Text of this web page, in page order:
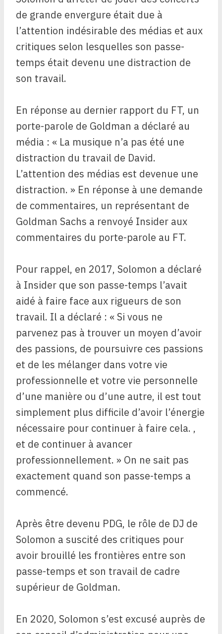
de grande envergure était due à
l’attention indésirable des médias et aux
critiques selon lesquelles son passe-
temps était devenu une distraction de
son travail.
En réponse au dernier rapport du FT, un
porte-parole de Goldman a déclaré au
média : « La musique n’a pas été une
distraction du travail de David.
L’attention des médias est devenue une
distraction. » En réponse à une demande
de commentaires, un représentant de
Goldman Sachs a renvoyé Insider aux
commentaires du porte-parole au FT.
Pour rappel, en 2017, Solomon a déclaré
à Insider que son passe-temps l’avait
aidé à faire face aux rigueurs de son
travail. Il a déclaré : « Si vous ne
parvenez pas à trouver un moyen d’avoir
des passions, de poursuivre ces passions
et de les mélanger dans votre vie
professionnelle et votre vie personnelle
d’une manière ou d’une autre, il est tout
simplement plus difficile d’avoir l’énergie
nécessaire pour continuer à faire cela. ,
et de continuer à avancer
professionnellement. » On ne sait pas
exactement quand son passe-temps a
commencé.
Après être devenu PDG, le rôle de DJ de
Solomon a suscité des critiques pour
avoir brouillé les frontières entre son
passe-temps et son travail de cadre
supérieur de Goldman.
En 2020, Solomon s’est excusé auprès de